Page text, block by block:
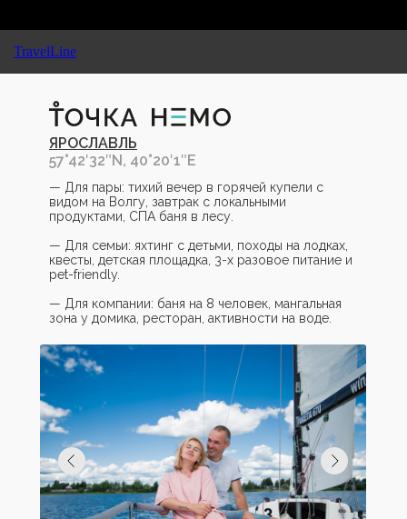
TravelLine
— Для пары: тихий вечер в горячей купели с
видом на Волгу, завтрак с локальными
продуктами, СПА баня в лесу.
— Для семьи: яхтинг с детьми, походы на лодках,
квесты, детская площадка, 3-х разовое питание и
pet-friendly.
— Для компании: баня на 8 человек, мангальная
зона у домика, ресторан, активности на воде.
ЯРОСЛАВЛЬ
57°42′32″N, 40°20′1″E